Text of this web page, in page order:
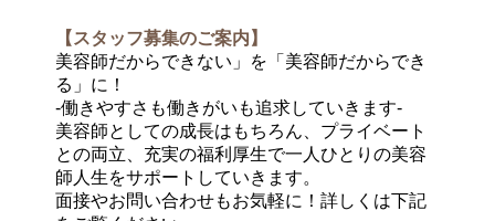
【スタッフ募集のご案内】
美容師だからできない」を「美容師だからでき
る」に！
-働きやすさも働きがいも追求していきます-
美容師としての成長はもちろん、プライベート
との両立、充実の福利厚生で一人ひとりの美容
師人生をサポートしていきます。
面接やお問い合わせもお気軽に！詳しくは下記